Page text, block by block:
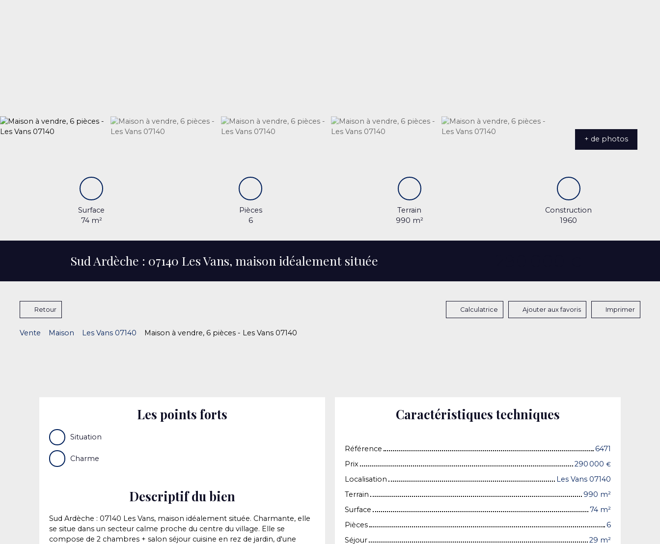
+ de photos
Surface
74 m²
Pièces
6
Terrain
990 m²
Construction
1960
Sud Ardèche : 07140 Les Vans, maison idéalement située
Retour Calculatrice Ajouter aux favoris Imprimer
Vente Maison Les Vans 07140 Maison à vendre, 6 pièces - Les Vans 07140
Les points forts
Situation
Charme
Descriptif du bien
Sud Ardèche : 07140 Les Vans, maison idéalement située. Charmante, elle
se situe dans un secteur calme proche du centre du village. Elle se
compose de 2 chambres + salon séjour cuisine en rez de jardin, d'une
Caractéristiques techniques
Référence
6471
Prix
290 000 €
Localisation
Les Vans 07140
Terrain
990 m²
Surface
74 m²
Pièces
6
Séjour
29 m²